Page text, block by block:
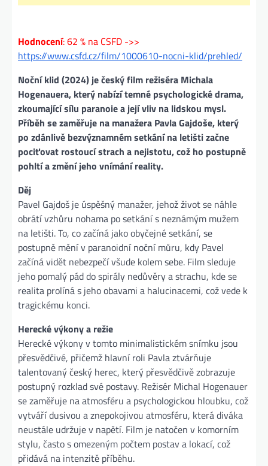
Hodnocení: 62 % na CSFD ->>
https://www.csfd.cz/film/1000610-nocni-klid/prehled/
Noční klid (2024) je český film režiséra Michala
Hogenauera, který nabízí temné psychologické drama,
zkoumající sílu paranoie a její vliv na lidskou mysl.
Příběh se zaměřuje na manažera Pavla Gajdoše, který
po zdánlivě bezvýznamném setkání na letišti začne
pociťovat rostoucí strach a nejistotu, což ho postupně
pohltí a změní jeho vnímání reality.
Děj
Pavel Gajdoš je úspěšný manažer, jehož život se náhle
obrátí vzhůru nohama po setkání s neznámým mužem
na letišti. To, co začíná jako obyčejné setkání, se
postupně mění v paranoidní noční můru, kdy Pavel
začíná vidět nebezpečí všude kolem sebe. Film sleduje
jeho pomalý pád do spirály nedůvěry a strachu, kde se
realita prolíná s jeho obavami a halucinacemi, což vede k
tragickému konci.
Herecké výkony a režie
Herecké výkony v tomto minimalistickém snímku jsou
přesvědčivé, přičemž hlavní roli Pavla ztvárňuje
talentovaný český herec, který přesvědčivě zobrazuje
postupný rozklad své postavy. Režisér Michal Hogenauer
se zaměřuje na atmosféru a psychologickou hloubku, což
vytváří dusivou a znepokojivou atmosféru, která diváka
neustále udržuje v napětí. Film je natočen v komorním
stylu, často s omezeným počtem postav a lokací, což
přidává na intenzitě příběhu.